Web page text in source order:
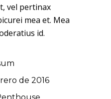
vel pertinax
mea et. Mea
id.
de 2016